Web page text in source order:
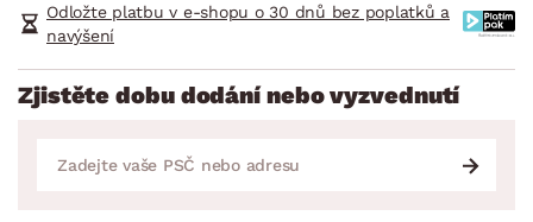
Odložte platbu v e-shopu o 30 dnů bez poplatků a
navýšení
Zjistěte dobu dodání nebo vyzvednutí